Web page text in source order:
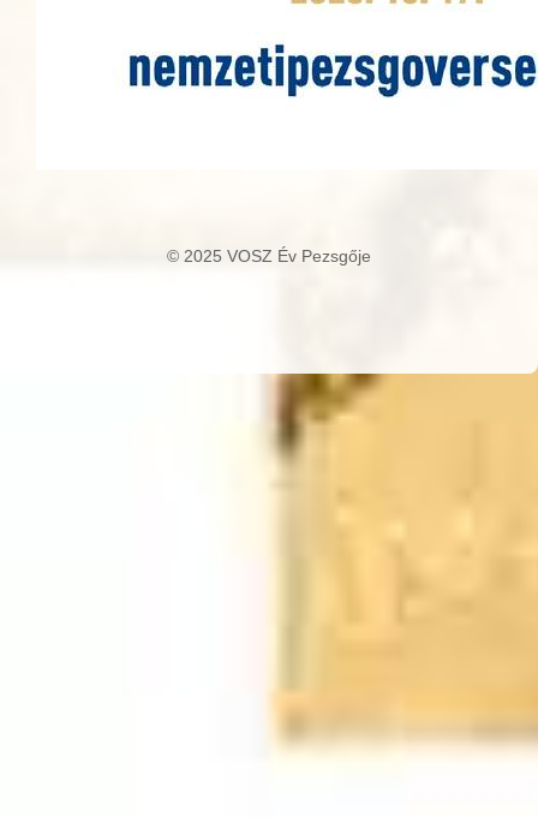
© 2025 VOSZ Év Pezsgője